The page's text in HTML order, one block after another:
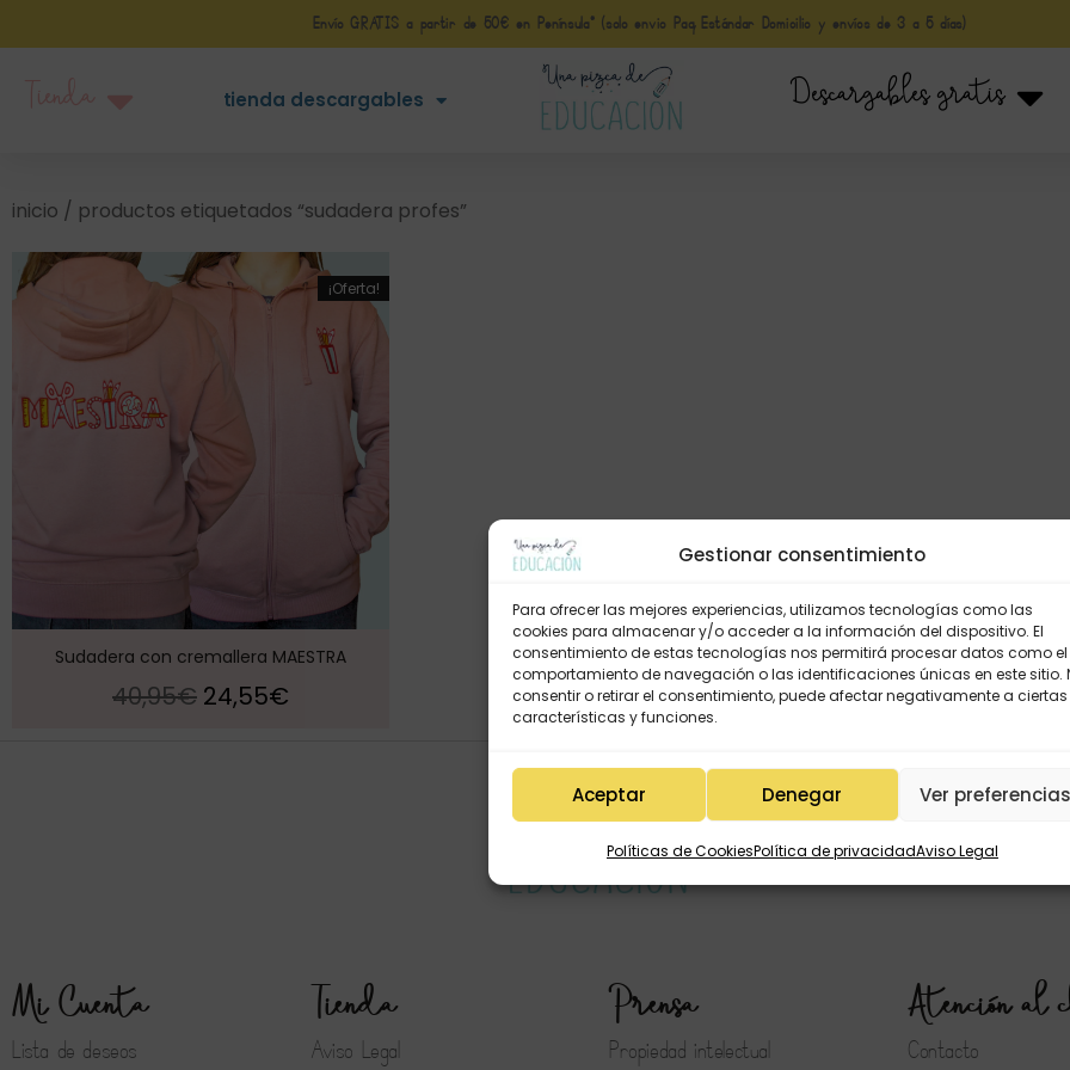
Gestionar consentimiento
Para ofrecer las mejores experiencias, utilizamos tecnologías como las
cookies para almacenar y/o acceder a la información del dispositivo. El
consentimiento de estas tecnologías nos permitirá procesar datos como el
comportamiento de navegación o las identificaciones únicas en este sitio.
consentir o retirar el consentimiento, puede afectar negativamente a ciertas
características y funciones.
Aceptar Denegar Ver preferencias
Políticas de CookiesPolítica de privacidadAviso Legal
Envío GRATIS a partir de 50€ en Península* (solo envio Paq Estándar Domicilio y envíos de 3 a 5 días)
tienda descargables Descargables gratis
inicio / productos etiquetados “sudadera profes”
¡Oferta!
Sudadera con cremallera MAESTRA
40,95€ 24,55€
Mi Cuenta
Lista de deseos
Tienda
Aviso Legal
Prensa
Propiedad intelectual
Atención al
Contacto